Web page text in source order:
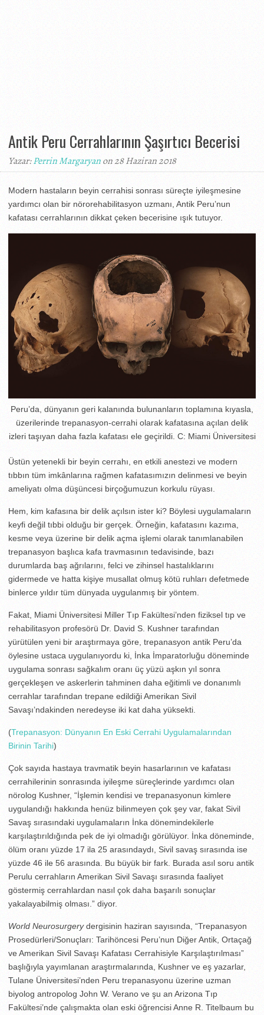
Antik Peru Cerrahlarının Şaşırtıcı Becerisi
Yazar:Perrin Margaryanon 28 Haziran 2018
Modern hastaların beyin cerrahisi sonrası süreçte iyileşmesine
yardımcı olan bir nörorehabilitasyon uzmanı, Antik Peru’nun
kafatası cerrahlarının dikkat çeken becerisine ışık tutuyor.
Peru’da, dünyanın geri kalanında bulunanların toplamına kıyasla,
üzerilerinde trepanasyon-cerrahi olarak kafatasına açılan delik
izleri taşıyan daha fazla kafatası ele geçirildi. C: Miami Üniversitesi
Üstün yetenekli bir beyin cerrahı, en etkili anestezi ve modern
tıbbın tüm imkânlarına rağmen kafatasımızın delinmesi ve beyin
ameliyatı olma düşüncesi birçoğumuzun korkulu rüyası.
Hem, kim kafasına bir delik açılsın ister ki? Böylesi uygulamaların
keyfi değil tıbbi olduğu bir gerçek. Örneğin, kafatasını kazıma,
kesme veya üzerine bir delik açma işlemi olarak tanımlanabilen
trepanasyon başlıca kafa travmasının tedavisinde, bazı
durumlarda baş ağrılarını, felci ve zihinsel hastalıklarını
gidermede ve hatta kişiye musallat olmuş kötü ruhları defetmede
binlerce yıldır tüm dünyada uygulanmış bir yöntem.
Fakat, Miami Üniversitesi Miller Tıp Fakültesi’nden fiziksel tıp ve
rehabilitasyon profesörü Dr. David S. Kushner tarafından
yürütülen yeni bir araştırmaya göre, trepanasyon antik Peru’da
öylesine ustaca uygulanıyordu ki, İnka İmparatorluğu döneminde
uygulama sonrası sağkalım oranı üç yüzü aşkın yıl sonra
gerçekleşen ve askerlerin tahminen daha eğitimli ve donanımlı
cerrahlar tarafından trepane edildiği Amerikan Sivil
Savaşı’ndakinden neredeyse iki kat daha yüksekti.
(Trepanasyon: Dünyanın En Eski Cerrahi Uygulamalarından
Birinin Tarihi)
Çok sayıda hastaya travmatik beyin hasarlarının ve kafatası
cerrahilerinin sonrasında iyileşme süreçlerinde yardımcı olan
nörolog Kushner, “İşlemin kendisi ve trepanasyonun kimlere
uygulandığı hakkında henüz bilinmeyen çok şey var, fakat Sivil
Savaş sırasındaki uygulamaların İnka dönemindekilerle
karşılaştırıldığında pek de iyi olmadığı görülüyor. İnka döneminde,
ölüm oranı yüzde 17 ila 25 arasındaydı, Sivil savaş sırasında ise
yüzde 46 ile 56 arasında. Bu büyük bir fark. Burada asıl soru antik
Perulu cerrahların Amerikan Sivil Savaşı sırasında faaliyet
göstermiş cerrahlardan nasıl çok daha başarılı sonuçlar
yakalayabilmiş olması.” diyor.
World Neurosurgerydergisinin haziran sayısında, “Trepanasyon
Prosedürleri/Sonuçları: Tarihöncesi Peru’nun Diğer Antik, Ortaçağ
ve Amerikan Sivil Savaşı Kafatası Cerrahisiyle Karşılaştırılması”
başlığıyla yayımlanan araştırmalarında, Kushner ve eş yazarlar,
Tulane Üniversitesi’nden Peru trepanasyonu üzerine uzman
biyolog antropolog John W. Verano ve şu an Arizona Tıp
Fakültesi’nde çalışmakta olan eski öğrencisi Anne R. Titelbaum bu